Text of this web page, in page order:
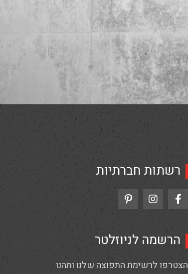
רשתות חברתיות
הרשמה לניוזלטר
הצטרפו לרשימת התפוצה שלנו ותהנו